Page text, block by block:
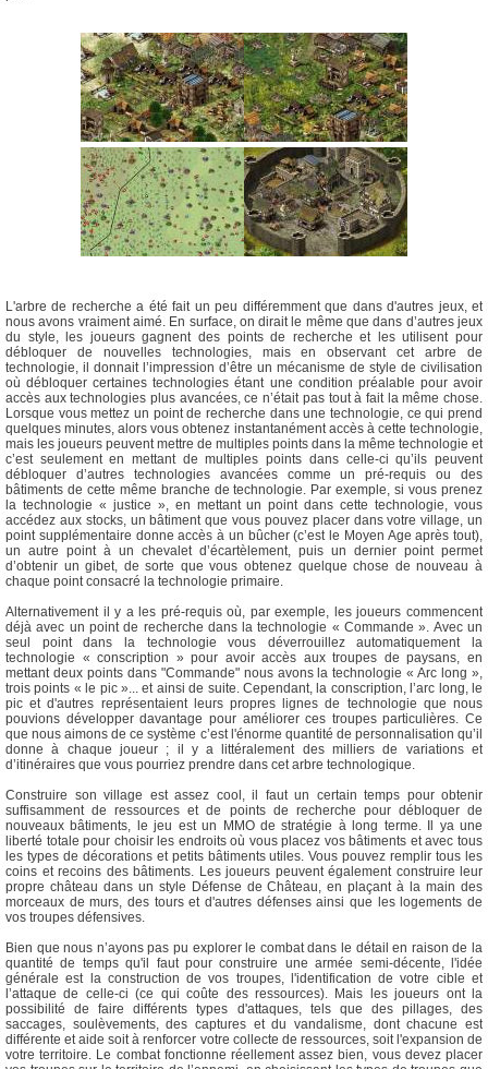
L'arbre de recherche a été fait un peu différemment que dans d'autres jeux, et
nous avons vraiment aimé. En surface, on dirait le même que dans d’autres jeux
du style, les joueurs gagnent des points de recherche et les utilisent pour
débloquer de nouvelles technologies, mais en observant cet arbre de
technologie, il donnait l’impression d’être un mécanisme de style de civilisation
où débloquer certaines technologies étant une condition préalable pour avoir
accès aux technologies plus avancées, ce n’était pas tout à fait la même chose.
Lorsque vous mettez un point de recherche dans une technologie, ce qui prend
quelques minutes, alors vous obtenez instantanément accès à cette technologie,
mais les joueurs peuvent mettre de multiples points dans la même technologie et
c’est seulement en mettant de multiples points dans celle-ci qu’ils peuvent
débloquer d’autres technologies avancées comme un pré-requis ou des
bâtiments de cette même branche de technologie. Par exemple, si vous prenez
la technologie « justice », en mettant un point dans cette technologie, vous
accédez aux stocks, un bâtiment que vous pouvez placer dans votre village, un
point supplémentaire donne accès à un bûcher (c’est le Moyen Age après tout),
un autre point à un chevalet d’écartèlement, puis un dernier point permet
d’obtenir un gibet, de sorte que vous obtenez quelque chose de nouveau à
chaque point consacré la technologie primaire.
Alternativement il y a les pré-requis où, par exemple, les joueurs commencent
déjà avec un point de recherche dans la technologie « Commande ». Avec un
seul point dans la technologie vous déverrouillez automatiquement la
technologie « conscription » pour avoir accès aux troupes de paysans, en
mettant deux points dans "Commande" nous avons la technologie « Arc long »,
trois points « le pic »... et ainsi de suite. Cependant, la conscription, l’arc long, le
pic et d'autres représentaient leurs propres lignes de technologie que nous
pouvions développer davantage pour améliorer ces troupes particulières. Ce
que nous aimons de ce système c’est l'énorme quantité de personnalisation qu’il
donne à chaque joueur ; il y a littéralement des milliers de variations et
d’itinéraires que vous pourriez prendre dans cet arbre technologique.
Construire son village est assez cool, il faut un certain temps pour obtenir
suffisamment de ressources et de points de recherche pour débloquer de
nouveaux bâtiments, le jeu est un MMO de stratégie à long terme. Il ya une
liberté totale pour choisir les endroits où vous placez vos bâtiments et avec tous
les types de décorations et petits bâtiments utiles. Vous pouvez remplir tous les
coins et recoins des bâtiments. Les joueurs peuvent également construire leur
propre château dans un style Défense de Château, en plaçant à la main des
morceaux de murs, des tours et d'autres défenses ainsi que les logements de
vos troupes défensives.
Bien que nous n’ayons pas pu explorer le combat dans le détail en raison de la
quantité de temps qu'il faut pour construire une armée semi-décente, l'idée
générale est la construction de vos troupes, l'identification de votre cible et
l’attaque de celle-ci (ce qui coûte des ressources). Mais les joueurs ont la
possibilité de faire différents types d'attaques, tels que des pillages, des
saccages, soulèvements, des captures et du vandalisme, dont chacune est
différente et aide soit à renforcer votre collecte de ressources, soit l'expansion de
votre territoire. Le combat fonctionne réellement assez bien, vous devez placer